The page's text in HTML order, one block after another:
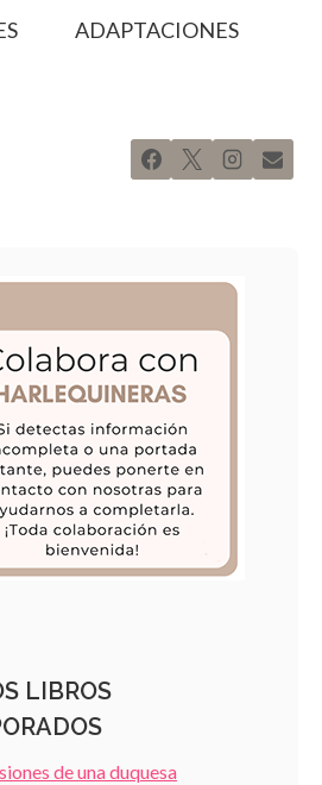
ADAPTACIONES
LIBROS
de una duquesa